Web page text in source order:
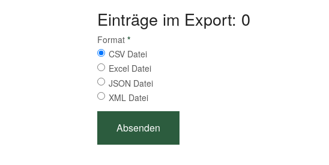
Einträge im Export: 0
Format *
CSV Datei
Excel Datei
JSON Datei
XML Datei